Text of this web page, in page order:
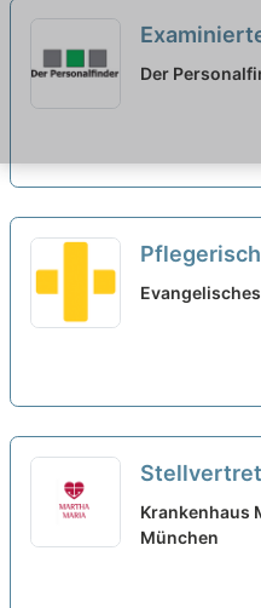
(Mensch)
Der
(m/w/d)
(w/m/d) -
Krankenhaus
München